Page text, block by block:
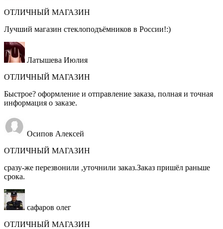
ОТЛИЧНЫЙ МАГАЗИН
Лучший магазин стеклоподъёмников в России!:)
Латышева Июлия
ОТЛИЧНЫЙ МАГАЗИН
Быстрое? оформление и отправление заказа, полная и точная
информация о заказе.
Осипов Алексей
ОТЛИЧНЫЙ МАГАЗИН
сразу-же перезвонили ,уточнили заказ.Заказ пришёл раньше
срока.
сафаров олег
ОТЛИЧНЫЙ МАГАЗИН